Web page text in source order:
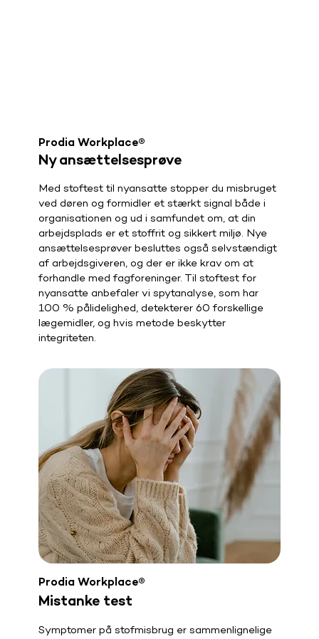
Prodia Workplace®
Ny ansættelsesprøve
Med stoftest til nyansatte stopper du misbruget
ved døren og formidler et stærkt signal både i
organisationen og ud i samfundet om, at din
arbejdsplads er et stoffrit og sikkert miljø. Nye
ansættelsesprøver besluttes også selvstændigt
af arbejdsgiveren, og der er ikke krav om at
forhandle med fagforeninger. Til stoftest for
nyansatte anbefaler vi spytanalyse, som har
100 % pålidelighed, detekterer 60 forskellige
lægemidler, og hvis metode beskytter
integriteten.
Prodia Workplace®
Mistanke test
Symptomer på stofmisbrug er sammenlignelige